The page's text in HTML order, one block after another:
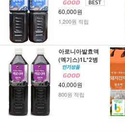
60,000원
1,200원 적립
아로니아발효액
(엑기스)1L*2병
40,000원
800원 적립